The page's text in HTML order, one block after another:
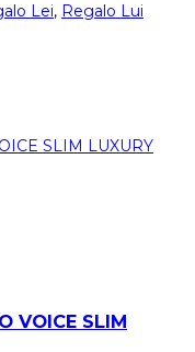
Lei, Regalo Lui
VOICE SLIM